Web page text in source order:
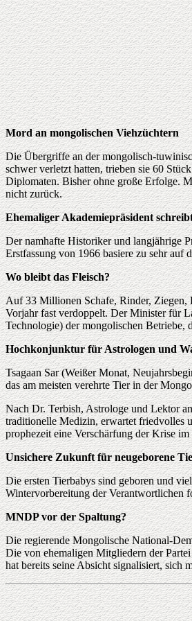
Mord an mongolischen Viehzüchtern
Die Übergriffe an der mongolisch-
schwer verletzt hatten, trieben sie 60
Diplomaten. Bisher ohne große Erfolge.
nicht zurück.
Ehemaliger Akademiepräsident
Der namhafte Historiker und langjährige
Erstfassung von 1966 basiere zu sehr auf
Wo bleibt das Fleisch?
Auf 33 Millionen Schafe, Rinder, Ziegen,
Vorjahr fast verdoppelt. Der Minister für
Technologie) der mongolischen Betriebe,
Hochkonjunktur für Astrologen und
Tsagaan Sar (Weißer Monat,
das am meisten verehrte Tier in der
Nach Dr. Terbish, Astrologe und Lektor
traditionelle Medizin, erwartet friedvolles
prophezeit eine Verschärfung der Krise
Unsichere Zukunft für neugeborene
Die ersten Tierbabys sind geboren und
Wintervorbereitung der Verantwortlichen
MNDP vor der Spaltung?
Die regierende Mongolische National-
Die von ehemaligen Mitgliedern der
hat bereits seine Absicht signalisiert, sich